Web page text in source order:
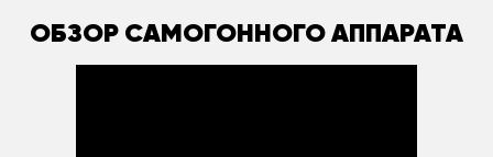
ОБЗОР САМОГОННОГО АППАРАТА